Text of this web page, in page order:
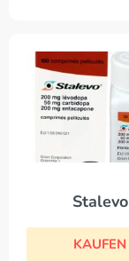
Stalevo
KAUFEN